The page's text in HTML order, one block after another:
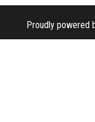
Proudly powered